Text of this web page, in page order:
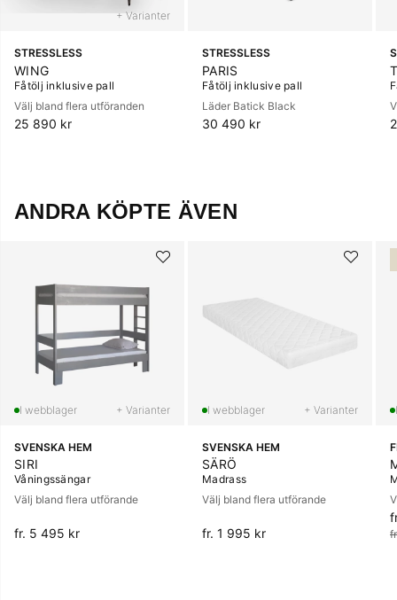
+ Varianter
STRESSLESS
WING
Fåtölj inklusive pall
Välj bland flera utföranden
25 890 kr
STRESSLESS
PARIS
Fåtölj inklusive pall
Läder Batick Black
30 490 kr
ANDRA KÖPTE ÄVEN
+ Varianter
SVENSKA HEM
SIRI
Våningssängar
Välj bland flera utförande
fr. 5 495 kr
+ Varianter
SVENSKA HEM
SÄRÖ
Madrass
Välj bland flera utförande
fr. 1 995 kr